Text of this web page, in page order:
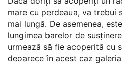
mare cu perdeaua, va trebui
mai lungă. De asemenea,
lungimea barelor de
urmează să fie acoperită cu
deoarece în acest caz